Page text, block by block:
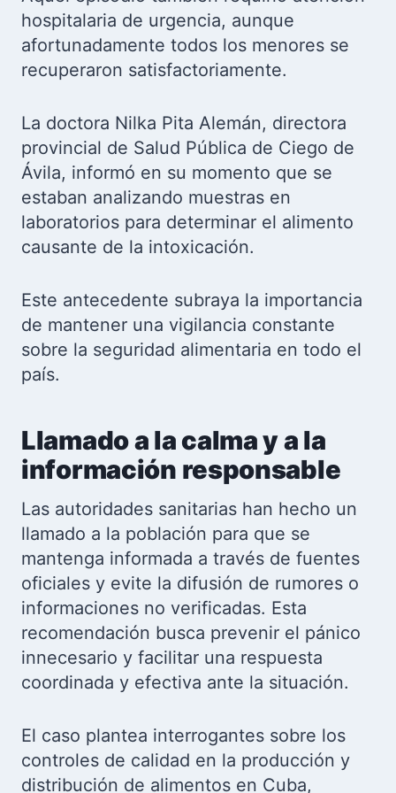
hospitalaria de urgencia, aunque
afortunadamente todos los menores se
recuperaron satisfactoriamente.
La doctora Nilka Pita Alemán, directora
provincial de Salud Pública de Ciego de
Ávila, informó en su momento que se
estaban analizando muestras en
laboratorios para determinar el alimento
causante de la intoxicación.
Este antecedente subraya la importancia
de mantener una vigilancia constante
sobre la seguridad alimentaria en todo el
país.
Llamado a la calma y a la
información responsable
Las autoridades sanitarias han hecho un
llamado a la población para que se
mantenga informada a través de fuentes
oficiales y evite la difusión de rumores o
informaciones no verificadas. Esta
recomendación busca prevenir el pánico
innecesario y facilitar una respuesta
coordinada y efectiva ante la situación.
El caso plantea interrogantes sobre los
controles de calidad en la producción y
distribución de alimentos en Cuba,